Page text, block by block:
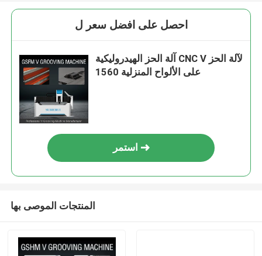
احصل على افضل سعر ل
آلة الحز الهيدروليكية CNC V لآلة الحز
على الألواح المنزلية 1560
استمر
المنتجات الموصى بها